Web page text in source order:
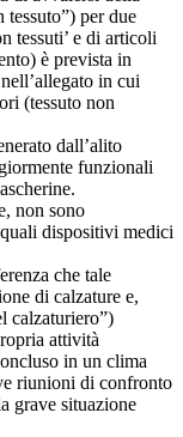
per due
tessuti’ e di articoli
è prevista in
in cui
(tessuto non
dall’alito
funzionali
non sono
dispositivi medici
che tale
di calzature e,
calzaturiero”)
attività
in un clima
riunioni di confronto
grave situazione